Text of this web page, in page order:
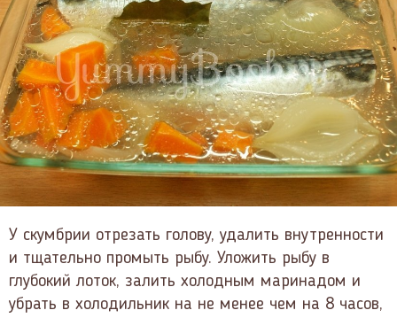
У скумбрии отрезать голову, удалить внутренности
и тщательно промыть рыбу. Уложить рыбу в
глубокий лоток, залить холодным маринадом и
убрать в холодильник на не менее чем на 8 часов,